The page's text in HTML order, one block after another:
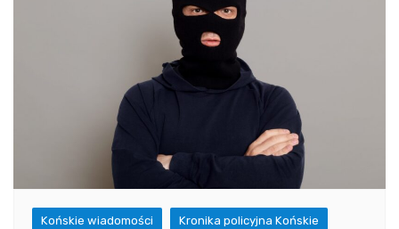
Końskie wiadomości Kronika policyjna Końskie